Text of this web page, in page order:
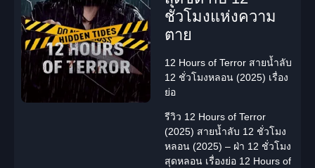
ชั่วโมงแห่งความ
ตาย
12 Hours of Terror สายน้ำลับ
12 ชั่วโมงหลอน (2025) เรื่อง
ย่อ
รีวิว 12 Hours of Terror
(2025) สายน้ำลับ 12 ชั่วโมง
หลอน (2025) – ฝ่า 12 ชั่วโมง
สุดหลอน เรื่องย่อ 12 Hours of